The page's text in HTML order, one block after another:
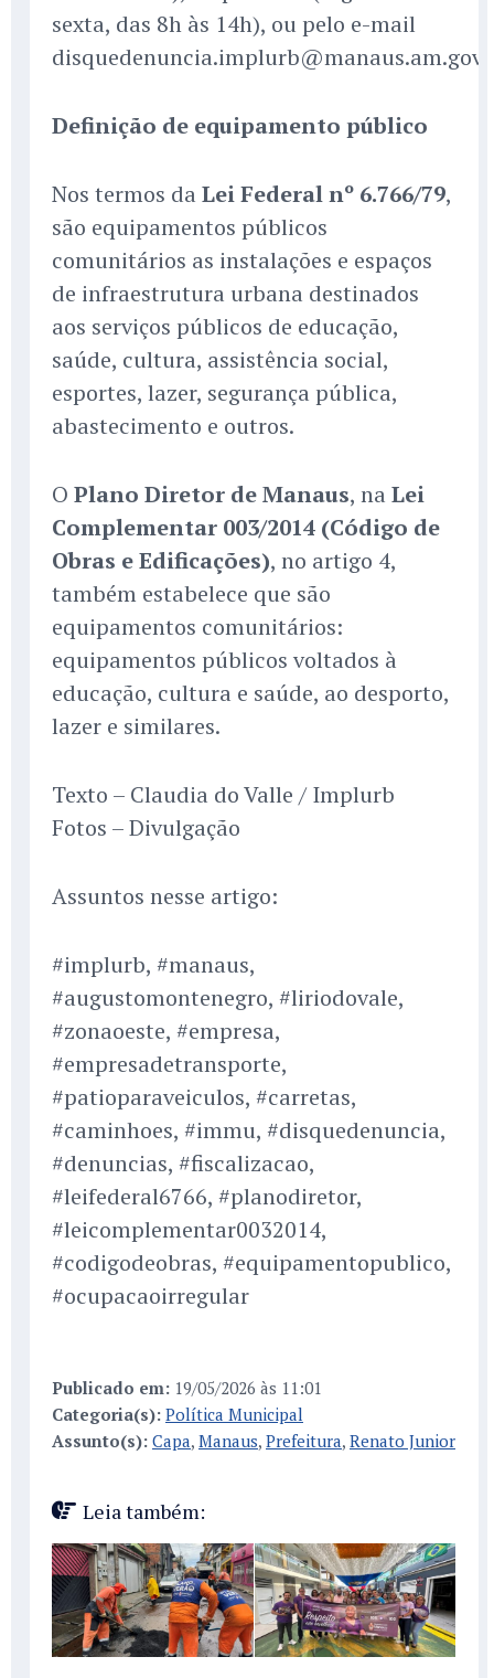
sexta, das 8h às 14h), ou pelo e-mail
Definição de equipamento público
Nos termos da Lei Federal nº 6.766/79,
são equipamentos públicos
comunitários as instalações e espaços
de infraestrutura urbana destinados
aos serviços públicos de educação,
saúde, cultura, assistência social,
esportes, lazer, segurança pública,
abastecimento e outros.
O Plano Diretor de Manaus, na Lei
Complementar 003/2014 (Código de
Obras e Edificações), no artigo 4,
também estabelece que são
equipamentos comunitários:
equipamentos públicos voltados à
educação, cultura e saúde, ao desporto,
lazer e similares.
Texto – Claudia do Valle / Implurb
Fotos – Divulgação
Assuntos nesse artigo:
#implurb, #manaus,
#augustomontenegro, #liriodovale,
#zonaoeste, #empresa,
#empresadetransporte,
#patioparaveiculos, #carretas,
#caminhoes, #immu, #disquedenuncia,
#denuncias, #fiscalizacao,
#leifederal6766, #planodiretor,
#leicomplementar0032014,
#codigodeobras, #equipamentopublico,
#ocupacaoirregular
Publicado em: 19/05/2026 às 11:01
Categoria(s): Política Municipal
Assunto(s): Capa, Manaus, Prefeitura, Renato Junior
Leia também: